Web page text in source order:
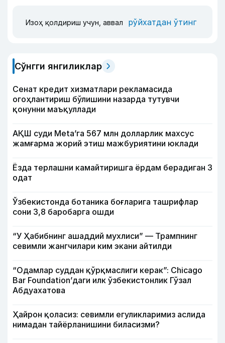
Изоҳ қолдириш учун, аввал рўйхатдан ўтинг
Сўнгги янгиликлар
Сенат кредит хизматлари рекламасида
огоҳлантириш бўлишини назарда тутувчи
қонунни маъқуллади
АҚШ суди Meta’га 567 млн долларлик махсус
жамғарма жорий этиш мажбуриятини юклади
Ёзда терлашни камайтиришга ёрдам берадиган 3
одат
Ўзбекистонда ботаника боғларига ташрифлар
сони 3,8 баробарга ошди
“У Ҳабибнинг ашаддий мухлиси” — Трампнинг
севимли жангчилари ким экани айтилди
“Одамлар суддан қўрқмаслиги керак”: Chicago
Bar Foundation’даги илк ўзбекистонлик Гўзал
Абдуахатова
Ҳайрон қоласиз: севимли егуликларимиз аслида
нимадан тайёрланишини биласизми?